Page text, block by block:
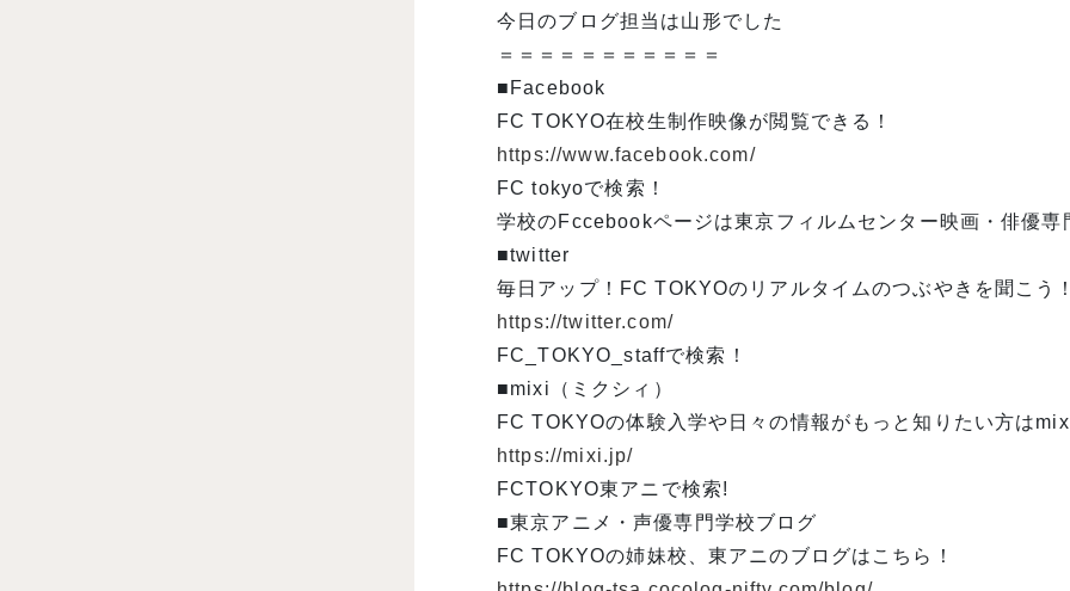
今日のブログ担当は山形でした
＝＝＝＝＝＝＝＝＝＝＝
■Facebook
FC TOKYO在校生制作映像が閲覧できる！
https://www.facebook.com/
FC tokyoで検索！
学校のFccebookページは東京フィルムセンター映画・俳優専
■twitter
毎日アップ！FC TOKYOのリアルタイムのつぶやきを聞こう！
https://twitter.com/
FC_TOKYO_staffで検索！
■mixi（ミクシィ）
FC TOKYOの体験入学や日々の情報がもっと知りたい方は
https://mixi.jp/
FCTOKYO東アニで検索!
■東京アニメ・声優専門学校ブログ
FC TOKYOの姉妹校、東アニのブログはこちら！